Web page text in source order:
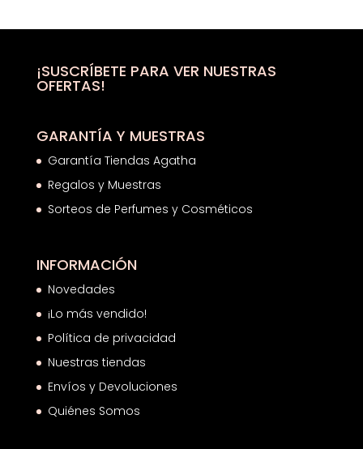
era:
es:
¡SUSCRÍBETE PARA VER NUESTRAS
OFERTAS!
GARANTÍA Y MUESTRAS
Garantía Tiendas Agatha
Regalos y Muestras
Sorteos de Perfumes y Cosméticos
INFORMACIÓN
Novedades
¡Lo más vendido!
Política de privacidad
Nuestras tiendas
Envíos y Devoluciones
Quiénes Somos